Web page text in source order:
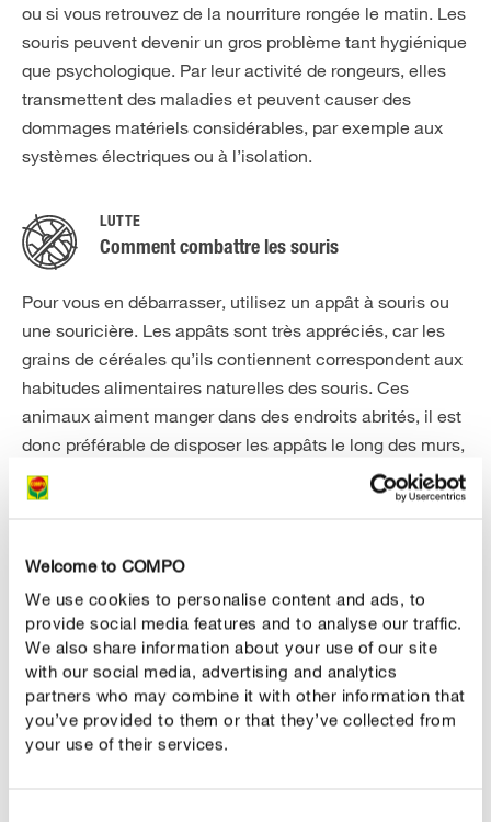
Welcome to COMPO
We use cookies to personalise content and ads, to
provide social media features and to analyse our traffic.
We also share information about your use of our site
with our social media, advertising and analytics
partners who may combine it with other information that
you’ve provided to them or that they’ve collected from
your use of their services.
ou si vous retrouvez de la nourriture rongée le matin. Les
souris peuvent devenir un gros problème tant hygiénique
que psychologique. Par leur activité de rongeurs, elles
transmettent des maladies et peuvent causer des
dommages matériels considérables, par exemple aux
systèmes électriques ou à l’isolation.
LUTTE
Comment combattre les souris
Pour vous en débarrasser, utilisez un appât à souris ou
une souricière. Les appâts sont très appréciés, car les
grains de céréales qu’ils contiennent correspondent aux
habitudes alimentaires naturelles des souris. Ces
animaux aiment manger dans des endroits abrités, il est
donc préférable de disposer les appâts le long des murs,
derrière des armoires ou près du lieu où elles
s’alimentent habituellement.
Produits pour lutter contre les souris